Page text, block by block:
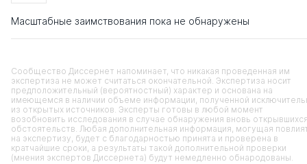
Масштабные заимствования пока не обнаружены
Сообщество Диссернет напоминает, что никакая проведенная им
экспертиза не может считаться окончательной. Экспертиза носит
предположительный (вероятностный) характер и основана на
имеющемся в наличии объеме информации, полученной
из открытых источников. Эксперты готовы в любой момент
возобновить исследования в случае обнаружения вновь
обстоятельств. Любая дополнительная информация, могущая
на экспертизу, будет с благодарностью принята и проверена в
кратчайшие сроки, а результаты такой дополнительной проверки
(мнения экспертов Диссернета) будут немедленно обнародованы.